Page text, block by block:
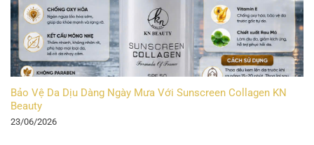
Bảo Vệ Da Dịu Dàng Ngày Mưa Với Sunscreen Collagen KN
Beauty
23/06/2026